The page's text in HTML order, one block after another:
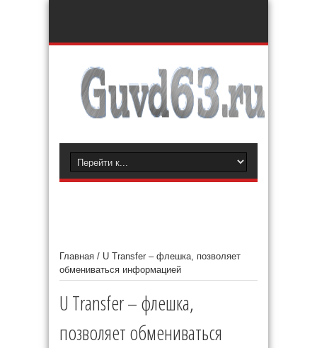
Главная / U Transfer – флешка, позволяет
обмениваться информацией
U Transfer – флешка,
позволяет обмениваться